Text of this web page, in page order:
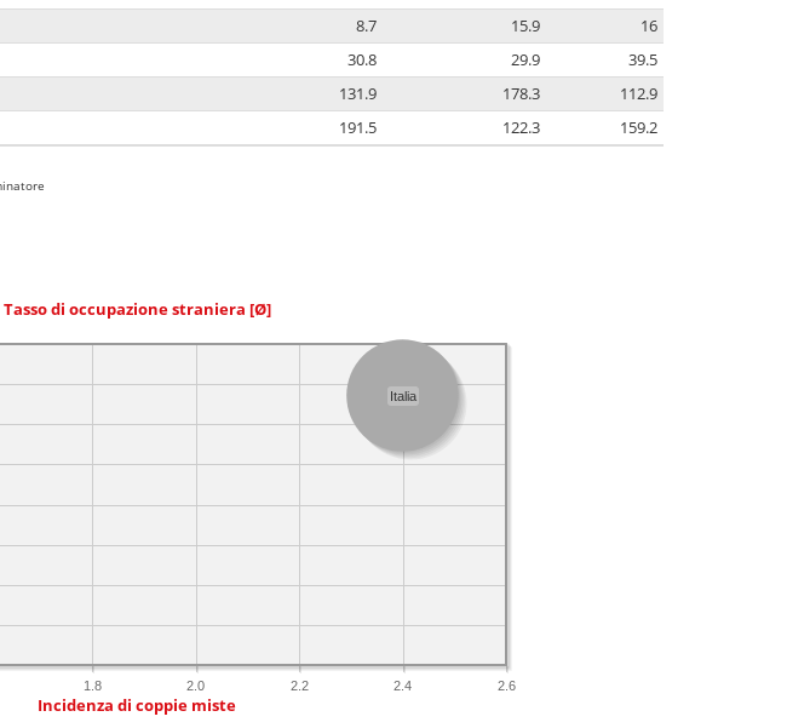
8.7 15.9
16
30.8 29.9
39.5
131.9 178.3
112.9
191.5 122.3 159.2
Tasso di occupazione straniera [Ø]
1.8 2.0 2.2 2.4 2.6
Italia
Incidenza di coppie miste